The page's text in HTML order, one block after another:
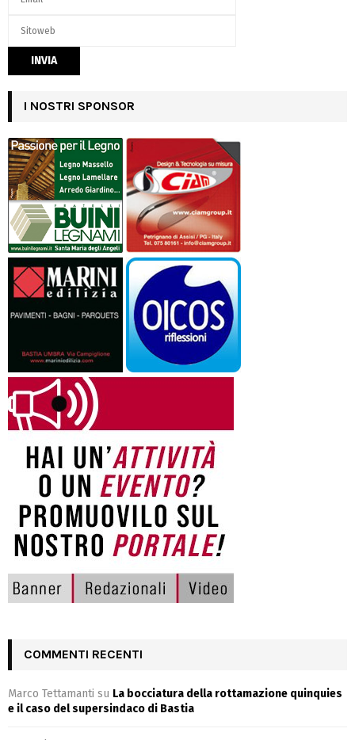
I NOSTRI SPONSOR
COMMENTI RECENTI
Marco Tettamanti su La bocciatura della rottamazione quinquies
e il caso del supersindaco di Bastia